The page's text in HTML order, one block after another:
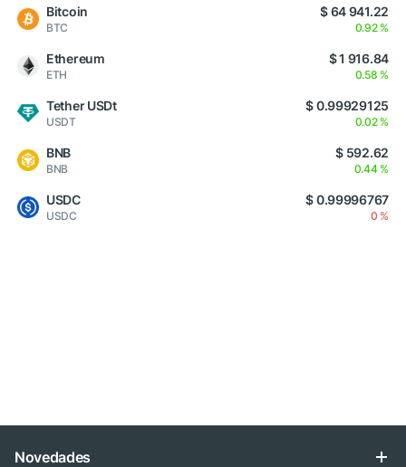
Bitcoin
BTC
$ 64 941.22
0.92 %
Ethereum
ETH
$ 1 916.84
0.58 %
Tether USDt
USDT
$ 0.99929125
0.02 %
BNB
BNB
$ 592.62
0.44 %
USDC
USDC
$ 0.99996767
0 %
Novedades